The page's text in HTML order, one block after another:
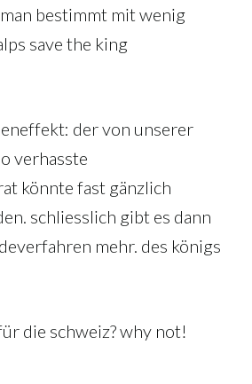
bestimmt mit wenig
save the king
der von unserer
verhasste
könnte fast gänzlich
schliesslich gibt es dann
mehr. des königs
die schweiz? why not!